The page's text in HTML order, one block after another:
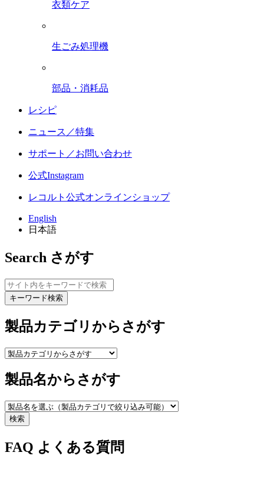
衣類ケア
生ごみ処理機
部品・消耗品
レシピ
ニュース／特集
サポート／お問い合わせ
公式Instagram
レコルト公式オンラインショップ
English
日本語
Search さがす
キーワード検索
製品カテゴリからさがす
製品名からさがす
検索
FAQ よくある質問